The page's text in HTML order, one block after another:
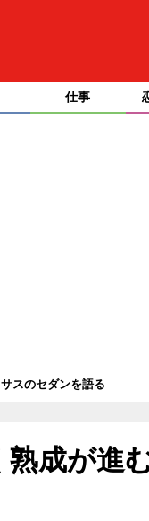
仕事
スのセダンを語る
成が進